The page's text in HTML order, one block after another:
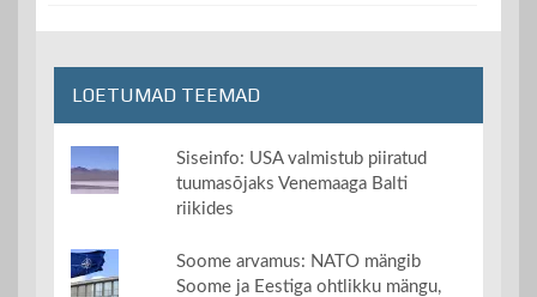
LOETUMAD TEEMAD
Siseinfo: USA valmistub piiratud
tuumasõjaks Venemaaga Balti
riikides
Soome arvamus: NATO mängib
Soome ja Eestiga ohtlikku mängu,